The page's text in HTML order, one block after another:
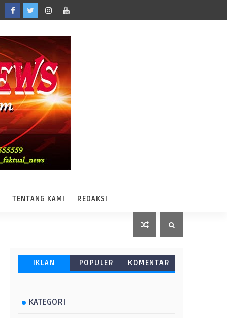
TENTANG KAMI REDAKSI
IKLAN POPULER KOMENTAR
KATEGORI